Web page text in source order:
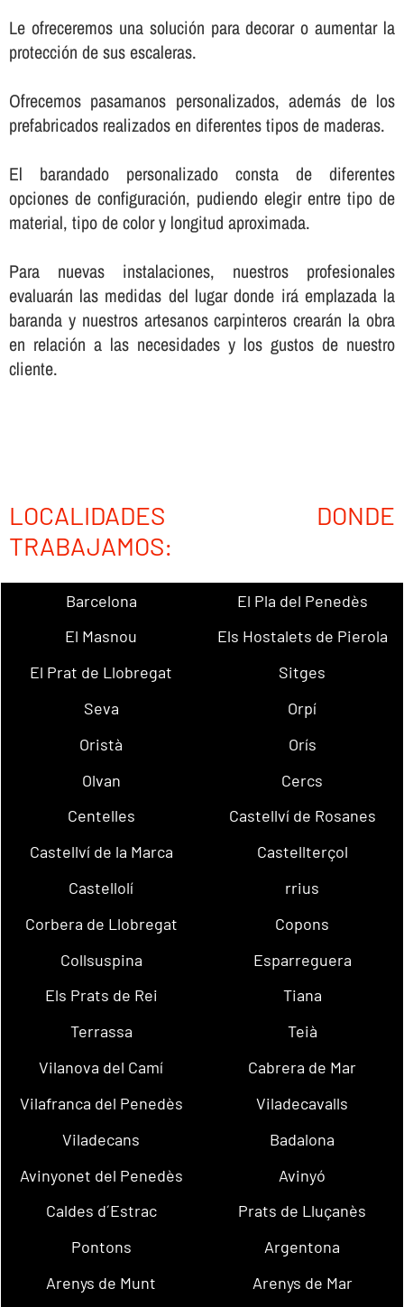
Le ofreceremos una solución para decorar o aumentar la
protección de sus escaleras.
Ofrecemos pasamanos personalizados, además de los
prefabricados realizados en diferentes tipos de maderas.
El barandado personalizado consta de diferentes
opciones de configuración, pudiendo elegir entre tipo de
material, tipo de color y longitud aproximada.
Para nuevas instalaciones, nuestros profesionales
evaluarán las medidas del lugar donde irá emplazada la
baranda y nuestros artesanos carpinteros crearán la obra
en relación a las necesidades y los gustos de nuestro
cliente.
LOCALIDADES DONDE
TRABAJAMOS:
Barcelona
El Pla del Penedès
El Masnou
Els Hostalets de Pierola
El Prat de Llobregat
Sitges
Seva
Orpí
Oristà
Orís
Olvan
Cercs
Centelles
Castellví de Rosanes
Castellví de la Marca
Castellterçol
Castellolí
rrius
Corbera de Llobregat
Copons
Collsuspina
Esparreguera
Els Prats de Rei
Tiana
Terrassa
Teià
Vilanova del Camí
Cabrera de Mar
Vilafranca del Penedès
Viladecavalls
Viladecans
Badalona
Avinyonet del Penedès
Avinyó
Caldes d´Estrac
Prats de Lluçanès
Pontons
Argentona
Arenys de Munt
Arenys de Mar